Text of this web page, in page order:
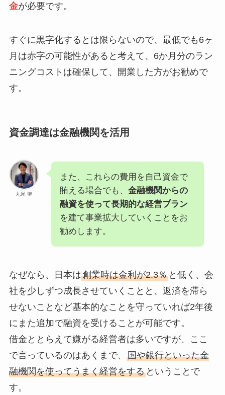
金が必要です。
すぐに黒字化するとは限らないので、最低でも6ヶ
月は赤字の可能性があると考えて、6か月分のラン
ニングコストは確保して、開業した方がお勧めで
す。
資金調達は金融機関を活用
丸尾 聖
また、これらの費用を自己資金で
賄える場合でも、 金融機関からの
融資を使って長期的な経営プラン
を建て事業拡大していくことをお
勧めします。
なぜなら、日本は創業時は金利が2.3％と低く、会
社を少しずつ成長させていくことと、返済を滞ら
せないことなど基本的なことを守っていれば2年後
にまた追加で融資を受けることが可能です。
借金ととらえて嫌がる経営者は多いですが、ここ
で言っているのはあくまで、 国や銀行といった金
融機関を使ってうまく経営をするということで
す。